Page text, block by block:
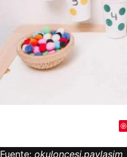
Fuente: okuloncesi.paylasim